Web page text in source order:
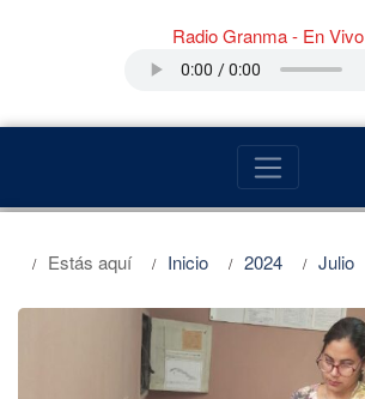
Radio Granma - En Vivo
Estás aquí Inicio 2024 Julio